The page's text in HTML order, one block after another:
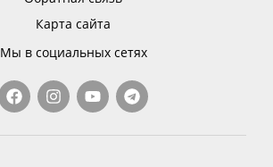
Карта сайта
Мы в социальных сетях